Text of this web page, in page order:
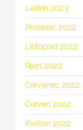
Leden 2023
Prosinec 2022
Listopad 2022
Říjen 2022
Červenec 2022
Červen 2022
Květen 2022